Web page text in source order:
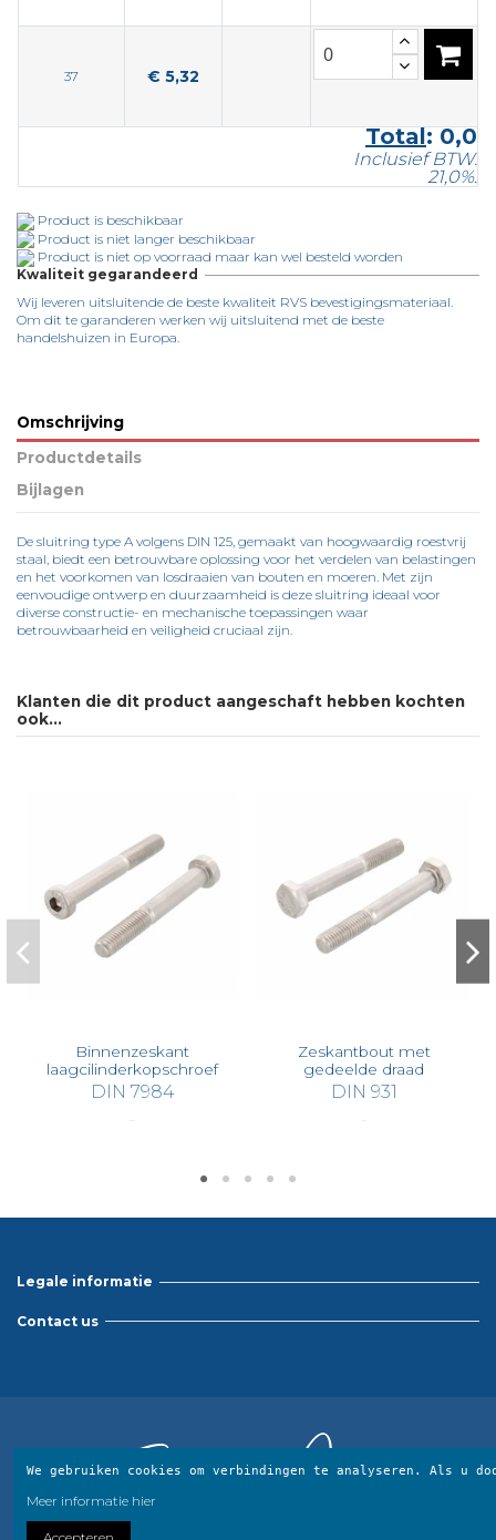
37 € 5,32
Total:0,0
Inclusief BTW.
21,0%.
Product is beschikbaar
Product is niet langer beschikbaar
Product is niet op voorraad maar kan wel besteld worden
Kwaliteit gegarandeerd
Wij leveren uitsluitende de beste kwaliteit RVS bevestigingsmateriaal.
Om dit te garanderen werken wij uitsluitend met de beste
handelshuizen in Europa.
Omschrijving
Productdetails
Bijlagen
De sluitring type A volgens DIN 125, gemaakt van hoogwaardig roestvrij
staal, biedt een betrouwbare oplossing voor het verdelen van belastingen
en het voorkomen van losdraaien van bouten en moeren. Met zijn
eenvoudige ontwerp en duurzaamheid is deze sluitring ideaal voor
diverse constructie- en mechanische toepassingen waar
betrouwbaarheid en veiligheid cruciaal zijn.
Klanten die dit product aangeschaft hebben kochten
ook...
Binnenzeskant
laagcilinderkopschroef
DIN 7984
Zeskantbout met
gedeelde draad
DIN 931
Legale informatie
Contact us
We gebruiken cookies om verbindingen te analyseren. Als u
Meer informatie hier